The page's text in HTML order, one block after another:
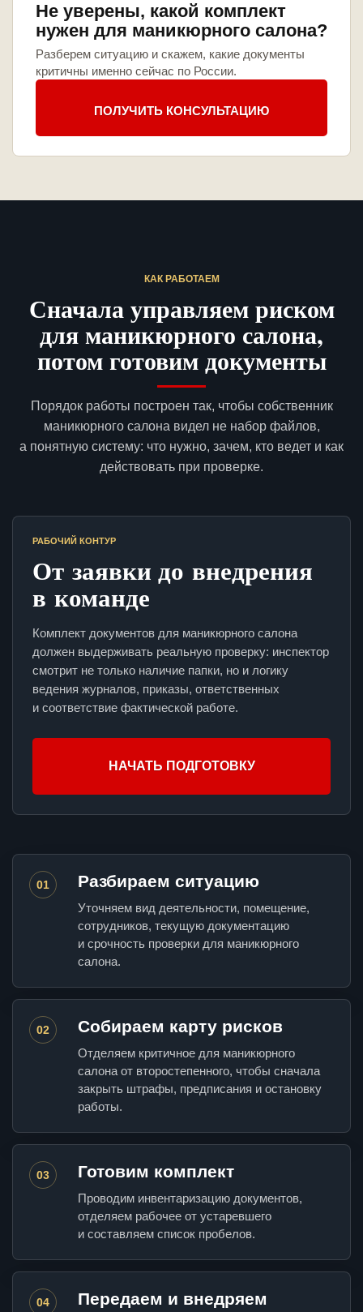
Не уверены, какой комплект
нужен для маникюрного салона?
Разберем ситуацию и скажем, какие документы
критичны именно сейчас по России.
ПОЛУЧИТЬ КОНСУЛЬТАЦИЮ
КАК РАБОТАЕМ
Сначала управляем риском
для маникюрного салона,
потом готовим документы
Порядок работы построен так, чтобы собственник
маникюрного салона видел не набор файлов,
а понятную систему: что нужно, зачем, кто ведет и как
действовать при проверке.
РАБОЧИЙ КОНТУР
От заявки до внедрения
в команде
Комплект документов для маникюрного салона
должен выдерживать реальную проверку: инспектор
смотрит не только наличие папки, но и логику
ведения журналов, приказы, ответственных
и соответствие фактической работе.
НАЧАТЬ ПОДГОТОВКУ
01 Разбираем ситуацию
Уточняем вид деятельности, помещение,
сотрудников, текущую документацию
и срочность проверки для маникюрного
салона.
02 Собираем карту рисков
Отделяем критичное для маникюрного
салона от второстепенного, чтобы сначала
закрыть штрафы, предписания и остановку
работы.
03 Готовим комплект
Проводим инвентаризацию документов,
отделяем рабочее от устаревшего
и составляем список пробелов.
04 Передаем и внедряем